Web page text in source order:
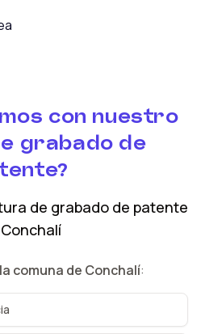
con nuestro
grabado de
de grabado de patente
Conchalí
comuna de Conchalí: